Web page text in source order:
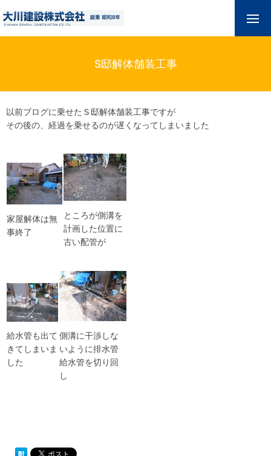
S邸解体舗装工事
以前ブログに乗せたＳ邸解体舗装工事ですが
その後の、経過を乗せるのが遅くなってしまいました
家屋解体は無
事終了
ところが側溝を
計画した位置に
古い配管が
給水管も出て
きてしまいま
した
側溝に干渉しな
いように排水管
給水管を切り回
し